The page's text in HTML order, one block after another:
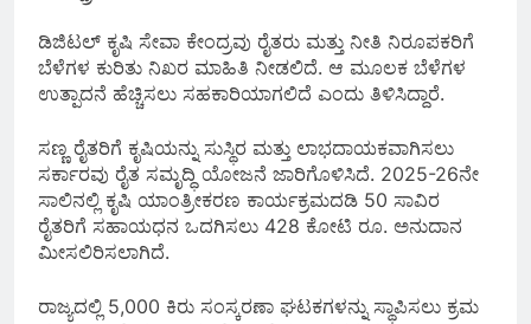
ಡಿಜಿಟಲ್ ಕೃಷಿ ಸೇವಾ ಕೇಂದ್ರವು ರೈತರು ಮತ್ತು ನೀತಿ ನಿರೂಪಕರಿಗೆ
ಬೆಳೆಗಳ ಕುರಿತು ನಿಖರ ಮಾಹಿತಿ ನೀಡಲಿದೆ. ಆ ಮೂಲಕ ಬೆಳೆಗಳ
ಉತ್ಪಾದನೆ ಹೆಚ್ಚಿಸಲು ಸಹಕಾರಿಯಾಗಲಿದೆ ಎಂದು ತಿಳಿಸಿದ್ದಾರೆ.
ಸಣ್ಣ ರೈತರಿಗೆ ಕೃಷಿಯನ್ನು ಸುಸ್ಥಿರ ಮತ್ತು ಲಾಭದಾಯಕವಾಗಿಸಲು
ಸರ್ಕಾರವು ರೈತ ಸಮೃದ್ಧಿ ಯೋಜನೆ ಜಾರಿಗೊಳಿಸಿದೆ. 2025-26ನೇ
ಸಾಲಿನಲ್ಲಿ ಕೃಷಿ ಯಾಂತ್ರೀಕರಣ ಕಾರ್ಯಕ್ರಮದಡಿ 50 ಸಾವಿರ
ರೈತರಿಗೆ ಸಹಾಯಧನ ಒದಗಿಸಲು 428 ಕೋಟಿ ರೂ. ಅನುದಾನ
ಮೀಸಲಿರಿಸಲಾಗಿದೆ.
ರಾಜ್ಯದಲ್ಲಿ 5,000 ಕಿರು ಸಂಸ್ಕರಣಾ ಘಟಕಗಳನ್ನು ಸ್ಥಾಪಿಸಲು ಕ್ರಮ